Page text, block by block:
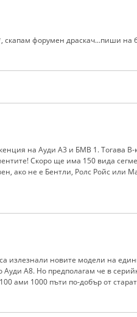
скапам форумен драскач...пиши на
на Ауди А3 и БМВ 1. Тогава В-
Скоро ще има 150 вида
ако не е Бентли, Ролс Ройс или
излезнали новите модели на
Ауди А8. Но предполагам че в
ами 1000 пъти по-добър от